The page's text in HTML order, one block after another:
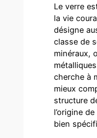
Le verre
la vie
désigne
classe de
minéraux,
cherche à
mieux
structure
l’origine
bien